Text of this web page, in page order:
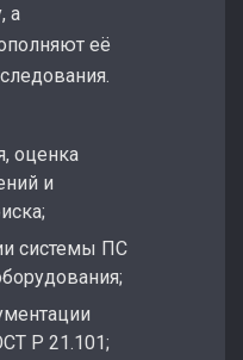
а
её
оценка
и
системы ПС
Р 21.101;